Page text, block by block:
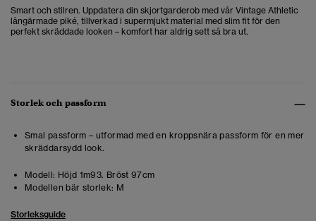
Smart och stilren. Uppdatera din skjortgarderob med vår Vintage Athletic
långärmade piké, tillverkad i supermjukt material med slim fit för den
perfekt skräddade looken – komfort har aldrig sett så bra ut.
Storlek och passform
Smal passform – utformad med en kroppsnära passform för en mer
skräddarsydd look.
Modell: Höjd 1m93. Bröst 97cm
Modellen bär storlek: M
Storleksguide